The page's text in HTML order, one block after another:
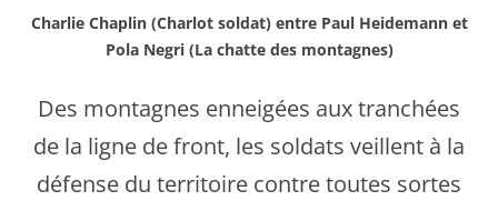
Charlie Chaplin (Charlot soldat) entre Paul Heidemann et
Pola Negri (La chatte des montagnes)
Des montagnes enneigées aux tranchées
de la ligne de front, les soldats veillent à la
défense du territoire contre toutes sortes